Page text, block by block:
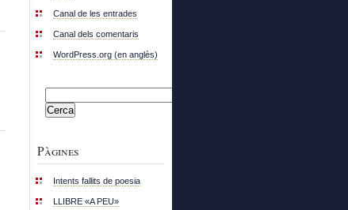
Canal de les entrades
Canal dels comentaris
WordPress.org (en anglès)
Pàgines
Intents fallits de poesia
LLIBRE «A PEU»